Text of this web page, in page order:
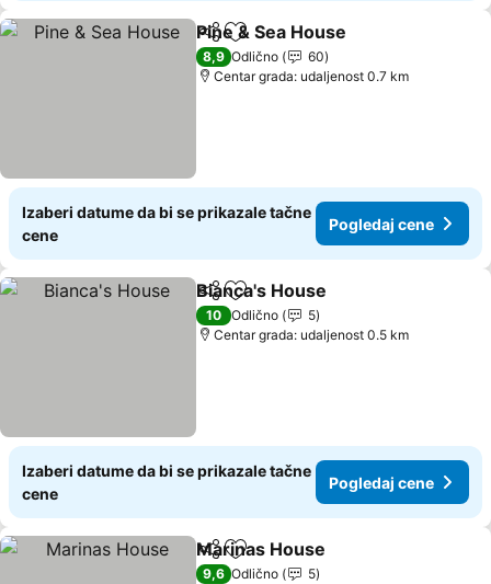
Deli Dodati u favorite
Pine & Sea House
8,9 Odlično
60
Centar grada: udaljenost 0.7 km
Izaberi datume da bi se prikazale tačne
cene
Pogledaj cene
Deli Dodati u favorite
Bianca's House
10 Odlično
5
Centar grada: udaljenost 0.5 km
Izaberi datume da bi se prikazale tačne
cene
Pogledaj cene
Deli Dodati u favorite
Marinas House
9,6 Odlično
5